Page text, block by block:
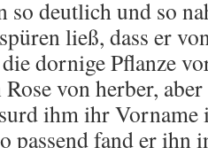
so deutlich und so
ließ, dass er
dornige Pflanze
von herber,
ihm ihr
passend fand er ihn